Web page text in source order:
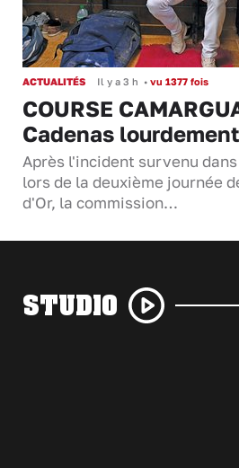
ACTUALITÉS Il y a 3 h • vu 1377 fois
COURSE
Cadenas
Après l'incident survenu
lors de la deuxième journée
d'Or, la commission…
STUDIO